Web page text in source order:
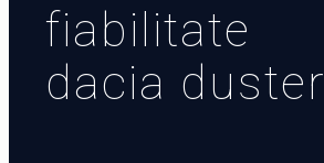
fiabilitate
dacia duster